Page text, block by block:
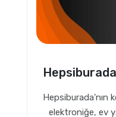
Hepsiburada'nın
elektroniğe, ev